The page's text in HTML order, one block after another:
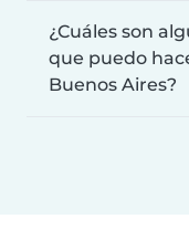
¿Cuáles son
que puedo
Buenos Aires?